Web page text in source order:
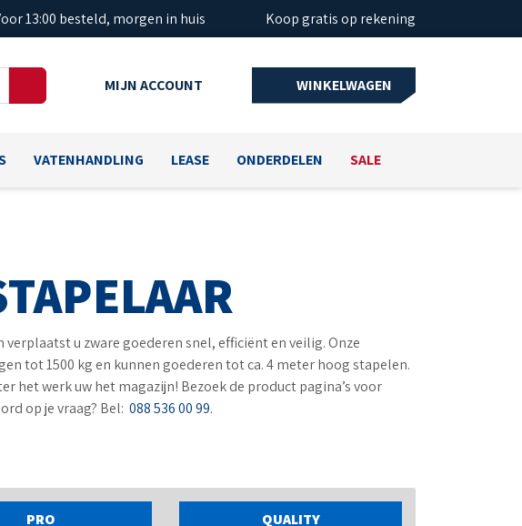
13:00 besteld, morgen in huis Koop gratis op rekening
MIJN ACCOUNT WINKELWAGEN
VATENHANDLING LEASE ONDERDELEN SALE
u zware goederen snel, efficiënt en veilig. Onze
tot 1500 kg en kunnen goederen tot ca. 4 meter hoog stapelen.
het werk uw het magazijn! Bezoek de product pagina’s voor
op je vraag? Bel: 088 536 00 99.
PRO QUALITY